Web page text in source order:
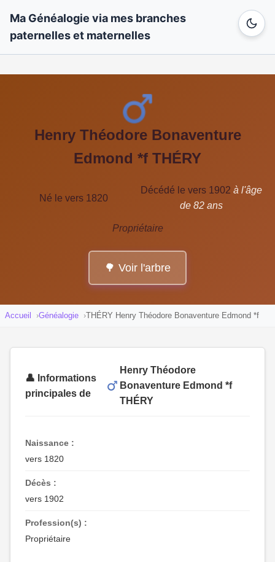
Ma Généalogie via mes branches
paternelles et maternelles
Henry Théodore Bonaventure
Edmond *f THÉRY
Né le vers 1820
Décédé le vers 1902 à l'âge
de 82 ans
Propriétaire
🌳 Voir l'arbre
Accueil Généalogie THÉRY Henry Théodore Bonaventure Edmond *f
👤 Informations
principales de
Henry Théodore
Bonaventure Edmond *f
THÉRY
Naissance :
vers 1820
Décès :
vers 1902
Profession(s) :
Propriétaire